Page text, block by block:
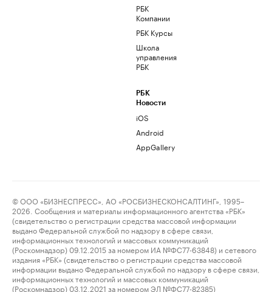
РБК
Компании
РБК Курсы
Школа
управления
РБК
РБК
Новости
iOS
Android
AppGallery
© ООО «БИЗНЕСПРЕСС», АО «РОСБИЗНЕСКОНСАЛТИНГ», 1995–
2026. Сообщения и материалы информационного агентства «РБК»
(свидетельство о регистрации средства массовой информации
выдано Федеральной службой по надзору в сфере связи,
информационных технологий и массовых коммуникаций
(Роскомнадзор) 09.12.2015 за номером ИА №ФС77-63848) и сетевого
издания «РБК» (свидетельство о регистрации средства массовой
информации выдано Федеральной службой по надзору в сфере связи,
информационных технологий и массовых коммуникаций
(Роскомнадзор) 03.12.2021 за номером ЭЛ №ФС77-82385)